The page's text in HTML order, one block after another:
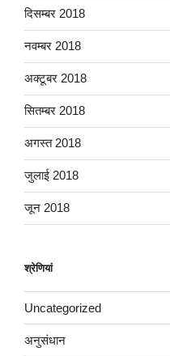
दिसम्बर 2018
नवम्बर 2018
अक्टूबर 2018
सितम्बर 2018
अगस्त 2018
जुलाई 2018
जून 2018
श्रेणियां
Uncategorized
अनुसंधान